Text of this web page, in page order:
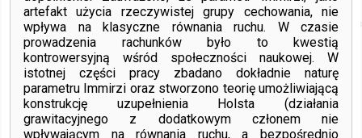
artefakt użycia rzeczywistej grupy cechowania, nie
wpływa na klasyczne równania ruchu. W czasie
prowadzenia rachunków było to kwestią
kontrowersyjną wśród społeczności naukowej. W
istotnej części pracy zbadano dokładnie naturę
parametru Immirzi oraz stworzono teorię umożliwiającą
konstrukcję uzupełnienia Holsta (działania
grawitacyjnego z dodatkowym członem nie
wpływającym na równania ruchu, a bezpośrednio